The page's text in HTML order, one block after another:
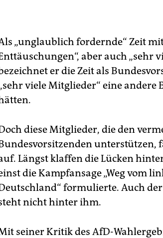
„unglaublich fordernde“ Zeit
aber auch „sehr
er die Zeit als
viele Mitglieder“ eine
diese Mitglieder, die den
unterstützen,
Längst klaffen die Lücken
die Kampfansage „Weg vom
formulierte. Auch
nicht hinter ihm.
seiner Kritik des AfD-